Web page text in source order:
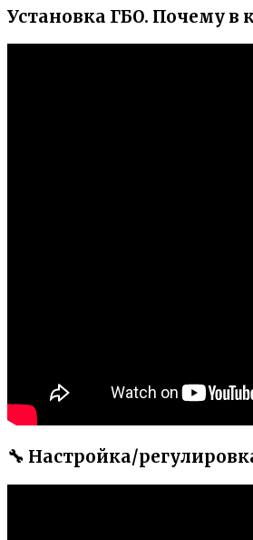
Установка ГБО. Почему в
🔧 Настройка/